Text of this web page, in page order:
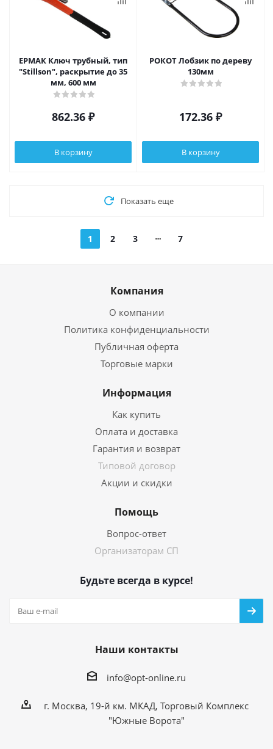
ЕРМАК Ключ трубный, тип
"Stillson", раскрытие до 35
мм, 600 мм
862.36 ₽
В корзину
РОКОТ Лобзик по дереву
130мм
172.36 ₽
В корзину
Показать еще
1 2 3 7
Компания
О компании
Политика конфиденциальности
Публичная оферта
Торговые марки
Информация
Как купить
Оплата и доставка
Гарантия и возврат
Типовой договор
Акции и скидки
Помощь
Вопрос-ответ
Организаторам СП
Будьте всегда в курсе!
Наши контакты
info@opt-online.ru
г. Москва, 19-й км. МКАД, Торговый Комплекс
"Южные Ворота"